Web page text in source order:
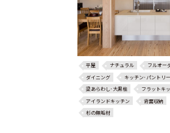
平屋 ナチュラル
フルオー
ダイニング
キッチン･パントリー
梁あらわし･大黒柱
フラットキ
アイランドキッチン
背面収納
杉の無垢材